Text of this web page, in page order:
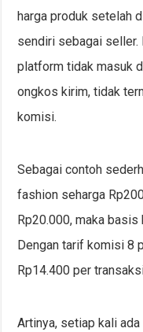
harga produk setelah
sendiri sebagai seller.
platform tidak masuk
ongkos kirim, tidak
komisi.
Sebagai contoh
fashion seharga
Rp20.000, maka
Dengan tarif komisi 8
Rp14.400 per
Artinya, setiap kali